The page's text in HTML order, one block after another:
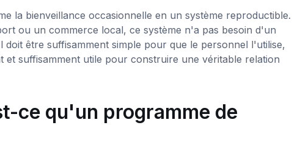
la bienveillance occasionnelle en un système reproductible.
ou un commerce local, ce système n'a pas besoin d'un
être suffisamment simple pour que le personnel l'utilise,
suffisamment utile pour construire une véritable relation
ce qu'un programme de